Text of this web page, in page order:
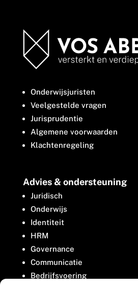
Onderwijsjuristen
Veelgestelde vragen
Jurisprudentie
Algemene voorwaarden
Klachtenregeling
Advies & ondersteuning
Juridisch
Onderwijs
Identiteit
HRM
Governance
Communicatie
Bedrijfsvoering